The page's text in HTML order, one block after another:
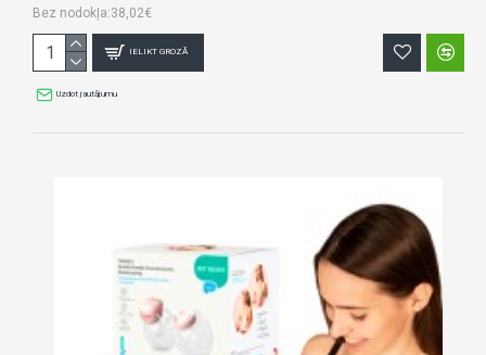
Bez nodokļa:38,02€
IELIKT GROZĀ
Uzdot jautājumu